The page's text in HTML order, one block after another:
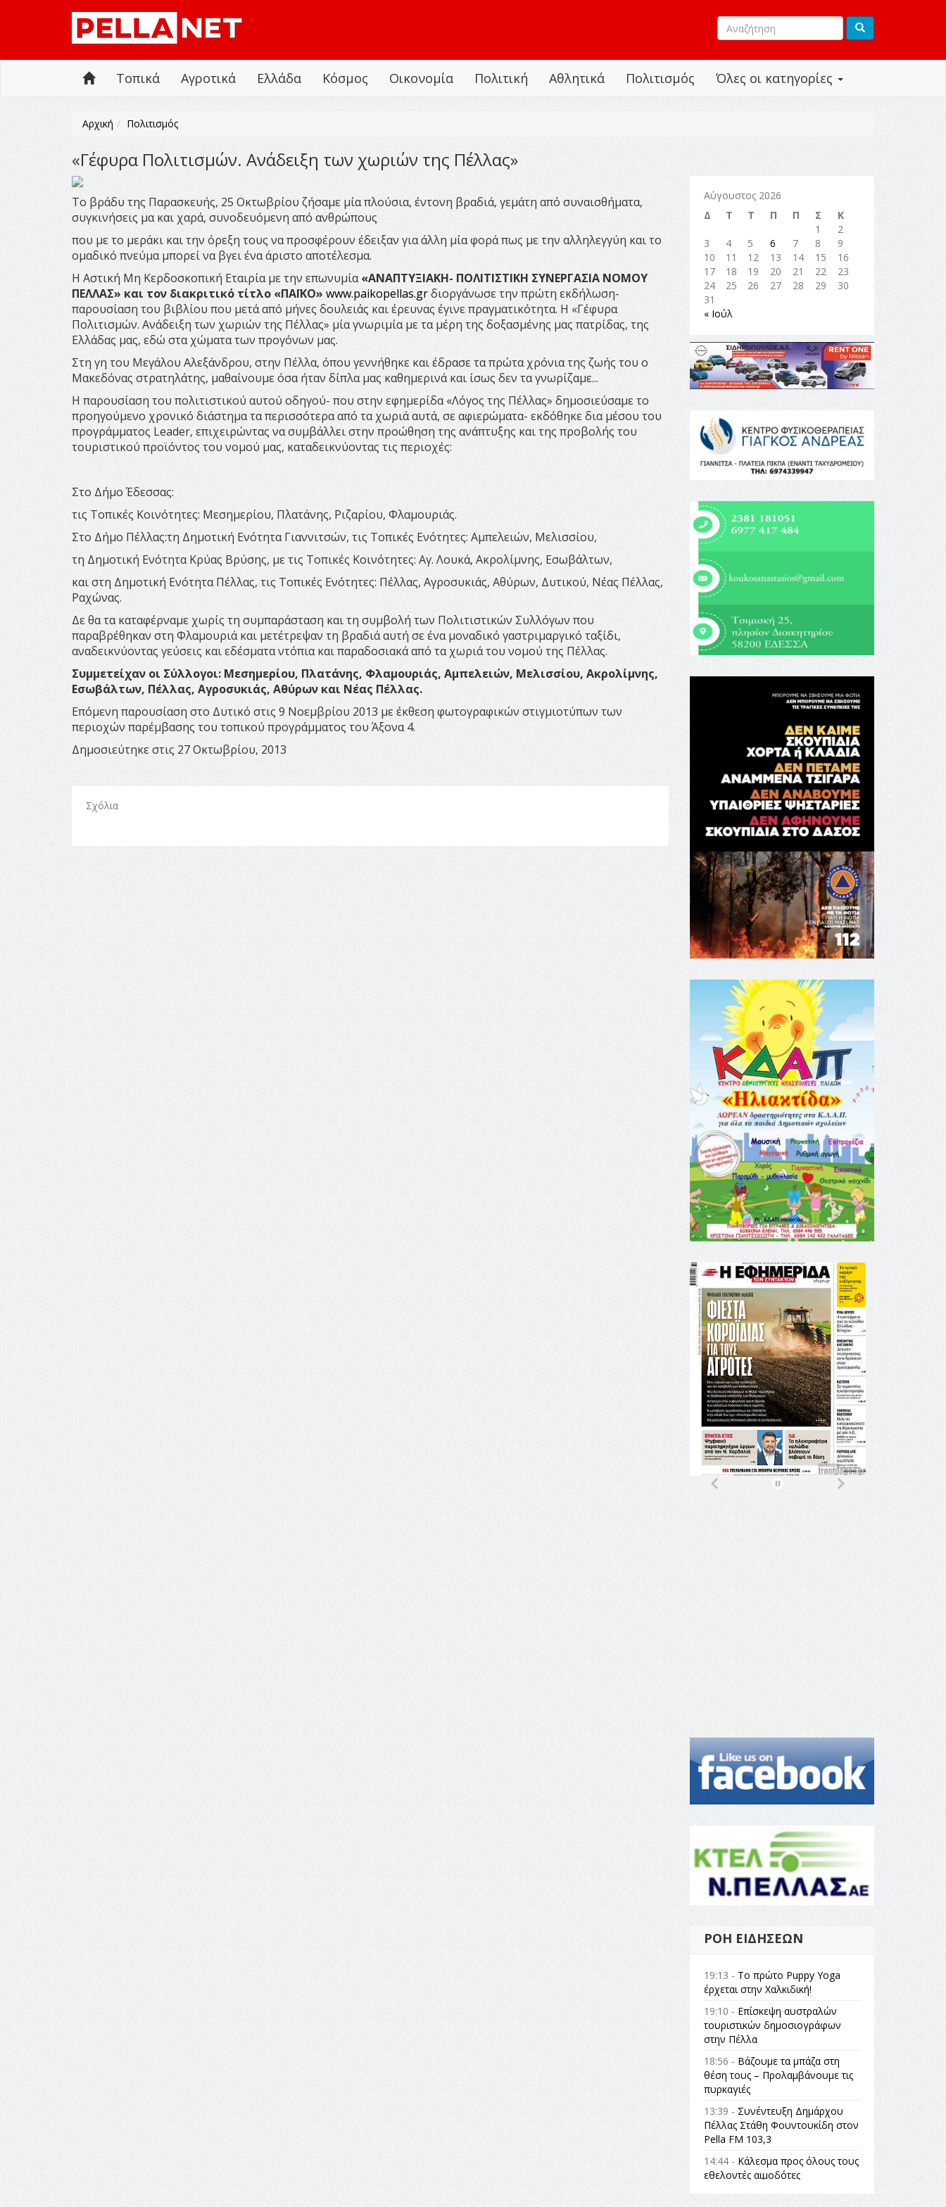
Όλες οι κατηγορίες
Τοπικά Αγροτικά Ελλάδα Κόσμος Οικονομία Πολιτική Αθλητικά Πολιτισμός
Αρχική Πολιτισμός
«Γέφυρα Πολιτισμών. Ανάδειξη των χωριών της Πέλλας»
Το βράδυ της Παρασκευής, 25 Οκτωβρίου ζήσαμε μία πλούσια, έντονη βραδιά, γεμάτη από συναισθήματα,
συγκινήσεις μα και χαρά, συνοδευόμενη από ανθρώπους
που με το μεράκι και την όρεξη τους να προσφέρουν έδειξαν για άλλη μία φορά πως με την αλληλεγγύη και το
ομαδικό πνεύμα μπορεί να βγει ένα άριστο αποτέλεσμα.
Η Αστική Μη Κερδοσκοπική Εταιρία με την επωνυμία«ΑΝΑΠΤΥΞΙΑΚΗ- ΠΟΛΙΤΙΣΤΙΚΗ ΣΥΝΕΡΓΑΣΙΑ ΝΟΜΟΥ
ΠΕΛΛΑΣ» και τον διακριτικό τίτλο «ΠΑΪΚΟ» www.paikopellas.grδιοργάνωσε την πρώτη εκδήλωση-
παρουσίαση του βιβλίου που μετά από μήνες δουλειάς και έρευνας έγινε πραγματικότητα. Η «Γέφυρα
Πολιτισμών. Ανάδειξη των χωριών της Πέλλας» μία γνωριμία με τα μέρη της δοξασμένης μας πατρίδας, της
Ελλάδας μας, εδώ στα χώματα των προγόνων μας.
Στη γη του Μεγάλου Αλεξάνδρου, στην Πέλλα, όπου γεννήθηκε και έδρασε τα πρώτα χρόνια της ζωής του ο
Μακεδόνας στρατηλάτης, μαθαίνουμε όσα ήταν δίπλα μας καθημερινά και ίσως δεν τα γνωρίζαμε...
Η παρουσίαση του πολιτιστικού αυτού οδηγού- που στην εφημερίδα «Λόγος της Πέλλας» δημοσιεύσαμε το
προηγούμενο χρονικό διάστημα τα περισσότερα από τα χωριά αυτά, σε αφιερώματα- εκδόθηκε δια μέσου του
προγράμματος Leader, επιχειρώντας να συμβάλλει στην προώθηση της ανάπτυξης και της προβολής του
τουριστικού προϊόντος του νομού μας, καταδεικνύοντας τις περιοχές:
Στο Δήμο Έδεσσας:
τις Τοπικές Κοινότητες: Μεσημερίου, Πλατάνης, Ριζαρίου, Φλαμουριάς.
Στο Δήμο Πέλλας:τη Δημοτική Ενότητα Γιαννιτσών, τις Τοπικές Ενότητες: Αμπελειών, Μελισσίου,
τη Δημοτική Ενότητα Κρύας Βρύσης, με τις Τοπικές Κοινότητες: Αγ. Λουκά, Ακρολίμνης, Εσωβάλτων,
και στη Δημοτική Ενότητα Πέλλας, τις Τοπικές Ενότητες: Πέλλας, Αγροσυκιάς, Αθύρων, Δυτικού, Νέας Πέλλας,
Ραχώνας.
Δε θα τα καταφέρναμε χωρίς τη συμπαράσταση και τη συμβολή των Πολιτιστικών Συλλόγων που
παραβρέθηκαν στη Φλαμουριά και μετέτρεψαν τη βραδιά αυτή σε ένα μοναδικό γαστριμαργικό ταξίδι,
αναδεικνύοντας γεύσεις και εδέσματα ντόπια και παραδοσιακά από τα χωριά του νομού της Πέλλας.
Συμμετείχαν οι Σύλλογοι: Μεσημερίου, Πλατάνης, Φλαμουριάς, Αμπελειών, Μελισσίου, Ακρολίμνης,
Εσωβάλτων, Πέλλας, Αγροσυκιάς, Αθύρων και Νέας Πέλλας.
Επόμενη παρουσίαση στο Δυτικό στις 9 Νοεμβρίου 2013 με έκθεση φωτογραφικών στιγμιοτύπων των
περιοχών παρέμβασης του τοπικού προγράμματος του Άξονα 4.
Δημοσιεύτηκε στις 27 Οκτωβρίου, 2013
Σχόλια
Αύγουστος 2026
Δ
Τ Τ Π Π Σ
Κ
1
2
3
4 5 6 7 8
9
10
11 12 13 14 15
16
17
18 19 20 21 22
23
24
25 26 27 28 29
30
31
« Ιούλ
ΡΟΉ ΕΙΔΉΣΕΩΝ
19:13 - Το πρώτο Puppy Yoga
έρχεται στην Χαλκιδική!
19:10 - Επίσκεψη αυστραλών
τουριστικών δημοσιογράφων
στην Πέλλα
18:56 - Βάζουμε τα μπάζα στη
θέση τους – Προλαμβάνουμε τις
πυρκαγιές
13:39 - Συνέντευξη Δημάρχου
Πέλλας Στάθη Φουντουκίδη στον
Pella FM 103,3
14:44 - Κάλεσμα προς όλους τους
εθελοντές αιμοδότες
14:23 -Όλη η Ελλάδα ένας